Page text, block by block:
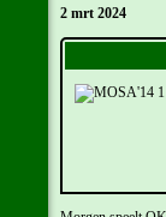
2 mrt 2024